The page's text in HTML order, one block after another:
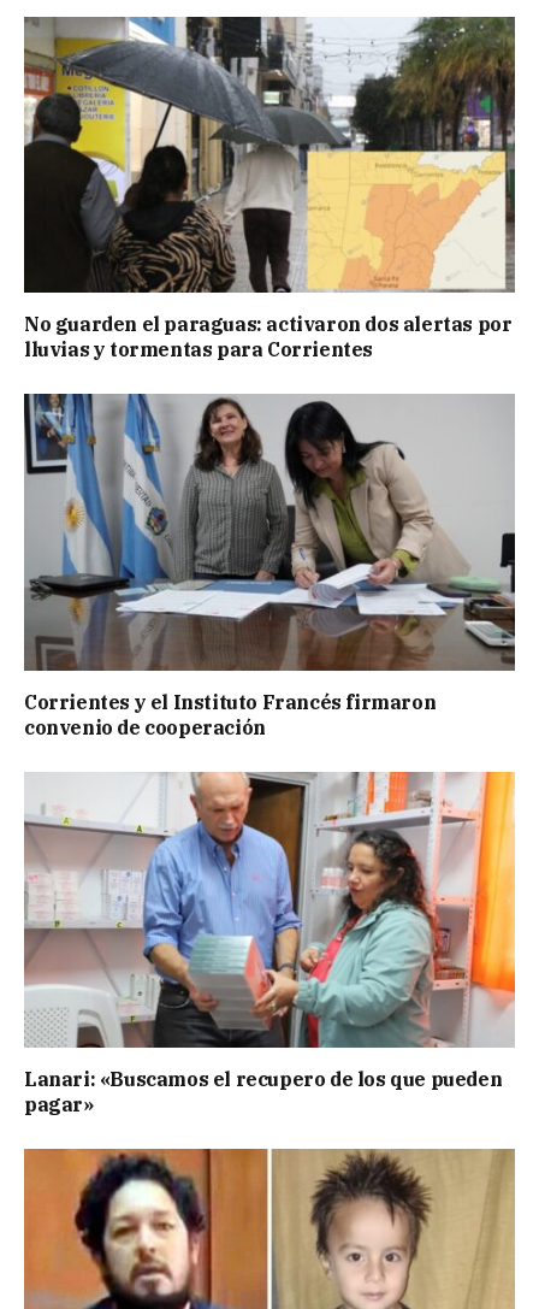
No guarden el paraguas: activaron dos alertas por
lluvias y tormentas para Corrientes
Corrientes y el Instituto Francés firmaron
convenio de cooperación
Lanari: «Buscamos el recupero de los que pueden
pagar»